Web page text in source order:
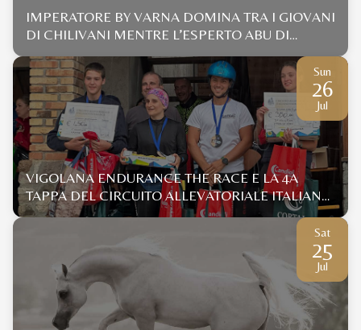
IMPERATORE BY VARNA DOMINA TRA I GIOVANI
DI CHILIVANI MENTRE L’ESPERTO ABU DI
GALLURA SI IMPONE CON UN DISTACCO... DA
COCCOLE
Sun
26
Jul
VIGOLANA ENDURANCE THE RACE E LA 4A
TAPPA DEL CIRCUITO ALLEVATORIALE ITALIANO
ENDURANCE 2026 ANICA
Sat
25
Jul